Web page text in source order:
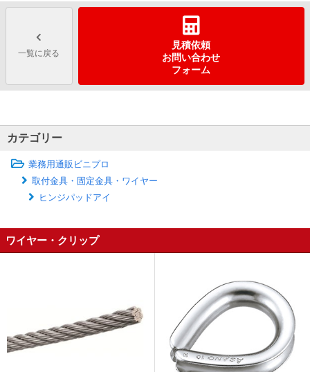
一覧に戻る
見積依頼
お問い合わせ
フォーム
カテゴリー
業務用通販ビニプロ
取付金具・固定金具・ワイヤー
ヒンジパッドアイ
ワイヤー・クリップ